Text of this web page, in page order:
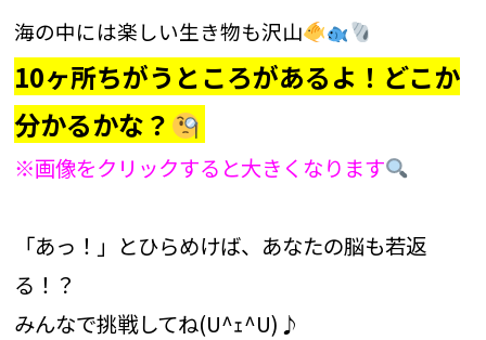
海の中には楽しい生き物も沢山
10ヶ所ちがうところがあるよ！どこか
分かるかな？
※画像をクリックすると大きくなります
「あっ！」とひらめけば、あなたの脳も若返
る！？
みんなで挑戦してね(U^ｪ^U)♪